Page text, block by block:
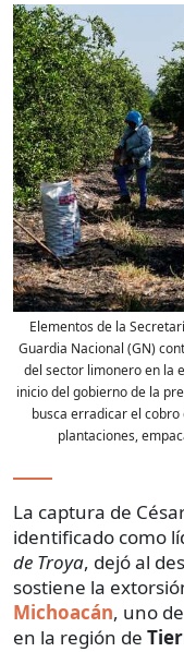
Elementos de la
Guardia Nacional (GN)
del sector limonero en la
inicio del gobierno de la
busca erradicar el
plantaciones,
La captura de
identificado como
de Troya, dejó al
sostiene la
Michoacán, uno
en la región de